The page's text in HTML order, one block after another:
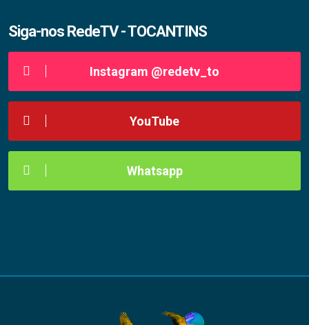
Siga-nos RedeTV - TOCANTINS
Instagram @redetv_to
YouTube
Whatsapp